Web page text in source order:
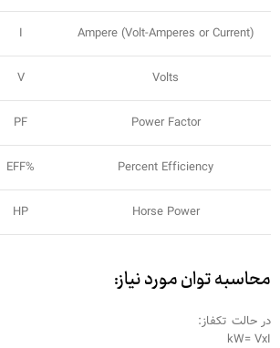
Ampere (Volt-Amperes or Current)
I
Volts
V
Power Factor
PF
Percent Efficiency
%EFF
Horse Power
HP
محاسبه توانمورد نیاز:
kW= VxI